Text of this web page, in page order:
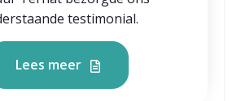
testimonial.
Lees meer